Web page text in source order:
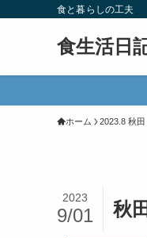
食と暮らしの工夫
食生活日
ホーム 2023.8 秋
秋
2023
9/01